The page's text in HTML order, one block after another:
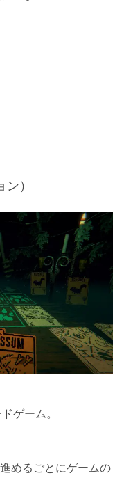
）
ゲーム。
めるごとにゲームの